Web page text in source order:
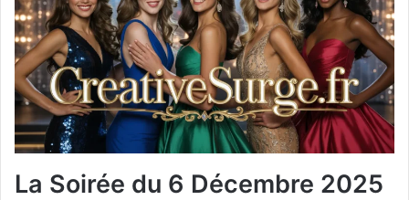
La Soirée du 6 Décembre 2025